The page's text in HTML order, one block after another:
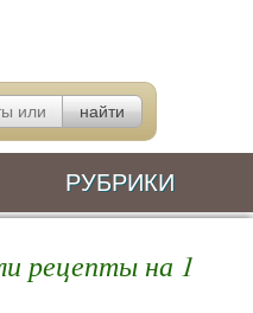
РУБРИКИ
рецепты на 1